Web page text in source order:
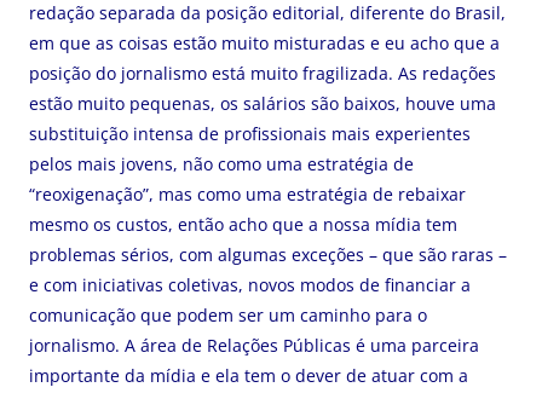
redação separada da posição editorial, diferente do Brasil,
em que as coisas estão muito misturadas e eu acho que a
posição do jornalismo está muito fragilizada. As redações
estão muito pequenas, os salários são baixos, houve uma
substituição intensa de profissionais mais experientes
pelos mais jovens, não como uma estratégia de
“reoxigenação”, mas como uma estratégia de rebaixar
mesmo os custos, então acho que a nossa mídia tem
problemas sérios, com algumas exceções – que são raras –
e com iniciativas coletivas, novos modos de financiar a
comunicação que podem ser um caminho para o
jornalismo. A área de Relações Públicas é uma parceira
importante da mídia e ela tem o dever de atuar com a